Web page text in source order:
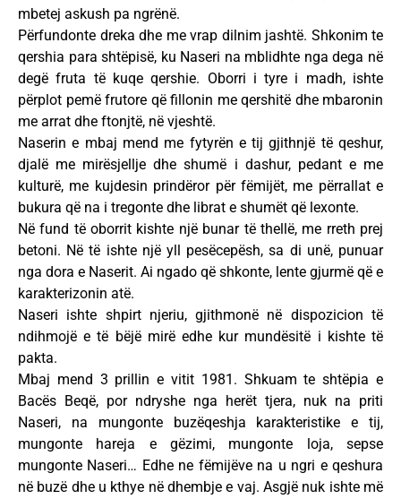
mbetej askush pa ngrënë.
Përfundonte dreka dhe me vrap dilnim jashtë. Shkonim te
qershia para shtëpisë, ku Naseri na mblidhte nga dega në
degë fruta të kuqe qershie. Oborri i tyre i madh, ishte
përplot pemë frutore që fillonin me qershitë dhe mbaronin
me arrat dhe ftonjtë, në vjeshtë.
Naserin e mbaj mend me fytyrën e tij gjithnjë të qeshur,
djalë me mirësjellje dhe shumë i dashur, pedant e me
kulturë, me kujdesin prindëror për fëmijët, me përrallat e
bukura që na i tregonte dhe librat e shumët që lexonte.
Në fund të oborrit kishte një bunar të thellë, me rreth prej
betoni. Në të ishte një yll pesëcepësh, sa di unë, punuar
nga dora e Naserit. Ai ngado që shkonte, lente gjurmë që e
karakterizonin atë.
Naseri ishte shpirt njeriu, gjithmonë në dispozicion të
ndihmojë e të bëjë mirë edhe kur mundësitë i kishte të
pakta.
Mbaj mend 3 prillin e vitit 1981. Shkuam te shtëpia e
Bacës Beqë, por ndryshe nga herët tjera, nuk na priti
Naseri, na mungonte buzëqeshja karakteristike e tij,
mungonte hareja e gëzimi, mungonte loja, sepse
mungonte Naseri… Edhe ne fëmijëve na u ngri e qeshura
në buzë dhe u kthye në dhembje e vaj. Asgjë nuk ishte më